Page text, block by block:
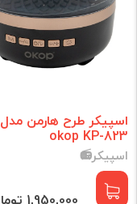
اسپیکر طرح هارمن مدل
okop KP-823
اسپیکر📻